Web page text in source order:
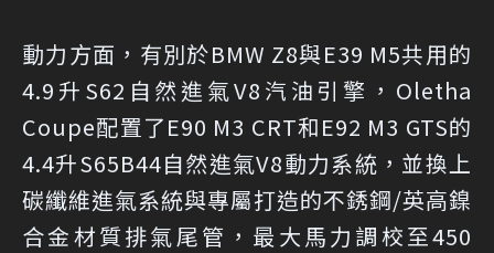
動力方面，有別於BMW Z8與E39 M5共用的
4.9升S62自然進氣V8汽油引擎，Oletha
Coupe配置了E90 M3 CRT和E92 M3 GTS的
4.4升S65B44自然進氣V8動力系統，並換上
碳纖維進氣系統與專屬打造的不銹鋼/英高鎳
合金材質排氣尾管，最大馬力調校至450